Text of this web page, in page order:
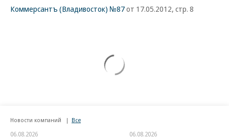
Коммерсантъ (Владивосток) №87от 17.05.2012, стр. 8
Новости компаний Все
06.08.2026 06.08.2026